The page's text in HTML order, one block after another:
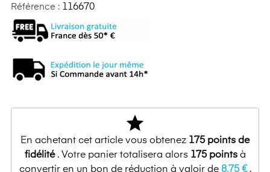
Référence : 116670
star
En achetant cet article vous obtenez 175points de
fidélité. Votre panier totalisera alors 175pointsà
convertir en un bon de réduction à valoir de 8,75 €.